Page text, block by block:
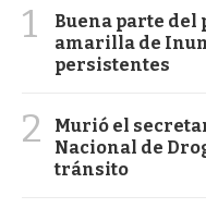
1
Buena parte del
amarilla de
persistentes
2
Murió el
Nacional de
tránsito